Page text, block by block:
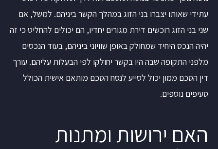
עתידי שאותו יצברו בני הזוג במהלך הקשר ביניהם. למשל, אם
שני בני הזוג רוכשים דירת מגורים יחדיו, הם יכולים להחליט כי זה
יהיה הנכס היחיד שמחולק באופן שוויוני ביניהם, בעוד הנכסים
מלפני התקופה שבה היו בקשר יחולקו לפי הבעלות עליהם. עורך
דין הסכם ממון יכול לסייע לנסח הסכם מותאם אישית הכולל
סעיפים נוספים.
האם ירושות ומתנות